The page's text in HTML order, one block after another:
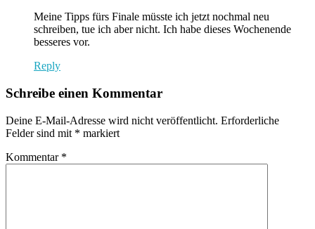
Meine Tipps fürs Finale müsste ich jetzt nochmal neu
schreiben, tue ich aber nicht. Ich habe dieses Wochenende
besseres vor.
Reply
Schreibe einen Kommentar
Deine E-Mail-Adresse wird nicht veröffentlicht. Erforderliche
Felder sind mit * markiert
Kommentar *